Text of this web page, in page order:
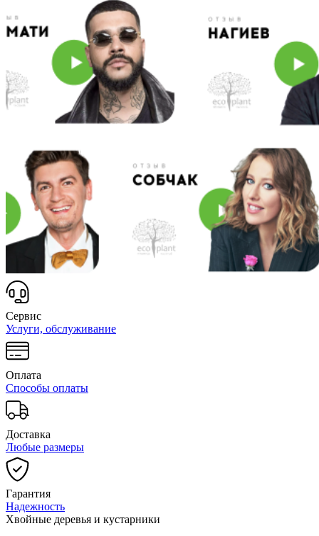
Сервис
Услуги, обслуживание
Оплата
Способы оплаты
Доставка
Любые размеры
Гарантия
Надежность
Хвойные деревья и кустарники